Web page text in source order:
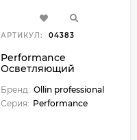
АРТИКУЛ: 04383
Performance
Осветляющий
белого цвета 30г М
Бренд: Ollin professional
Серия: Performance